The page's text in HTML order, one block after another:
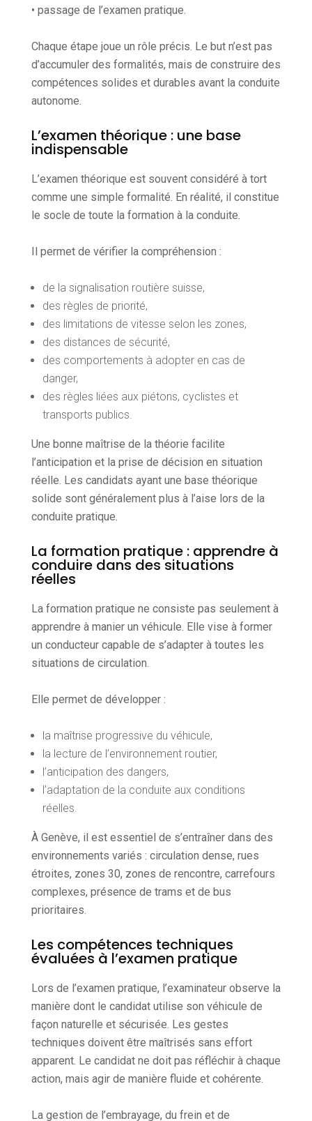
• passage de l’examen pratique.
Chaque étape joue un rôle précis. Le but n’est pas
d’accumuler des formalités, mais de construire des
compétences solides et durables avant la conduite
autonome.
L’examen théorique : une base
indispensable
L’examen théorique est souvent considéré à tort
comme une simple formalité. En réalité, il constitue
le socle de toute la formation à la conduite.
Il permet de vérifier la compréhension :
de la signalisation routière suisse,
des règles de priorité,
des limitations de vitesse selon les zones,
des distances de sécurité,
des comportements à adopter en cas de
danger,
des règles liées aux piétons, cyclistes et
transports publics.
Une bonne maîtrise de la théorie facilite
l’anticipation et la prise de décision en situation
réelle. Les candidats ayant une base théorique
solide sont généralement plus à l’aise lors de la
conduite pratique.
La formation pratique : apprendre à
conduire dans des situations
réelles
La formation pratique ne consiste pas seulement à
apprendre à manier un véhicule. Elle vise à former
un conducteur capable de s’adapter à toutes les
situations de circulation.
Elle permet de développer :
la maîtrise progressive du véhicule,
la lecture de l’environnement routier,
l’anticipation des dangers,
l’adaptation de la conduite aux conditions
réelles.
À Genève, il est essentiel de s’entraîner dans des
environnements variés : circulation dense, rues
étroites, zones 30, zones de rencontre, carrefours
complexes, présence de trams et de bus
prioritaires.
Les compétences techniques
évaluées à l’examen pratique
Lors de l’examen pratique, l’examinateur observe la
manière dont le candidat utilise son véhicule de
façon naturelle et sécurisée. Les gestes
techniques doivent être maîtrisés sans effort
apparent. Le candidat ne doit pas réfléchir à chaque
action, mais agir de manière fluide et cohérente.
La gestion de l’embrayage, du frein et de